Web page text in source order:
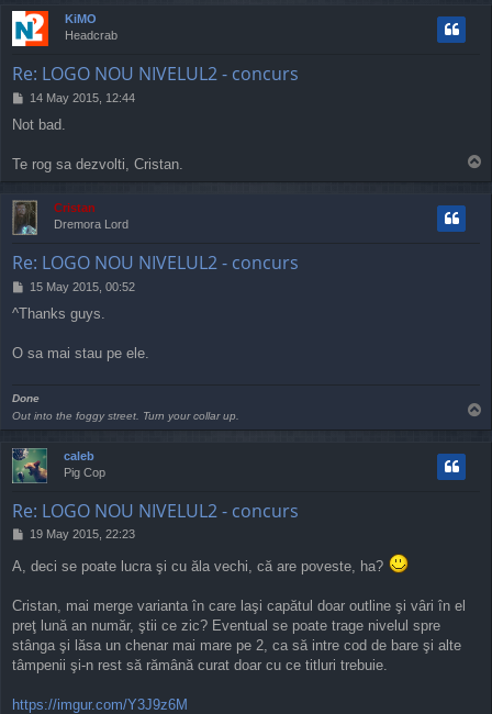
KiMO
Headcrab
Re: LOGO NOU NIVELUL2 - concurs
P
s
14 May 2015, 12:44
Not bad.
Te rog sa dezvolti, Cristan.
Cristan
Dremora Lord
Re: LOGO NOU NIVELUL2 - concurs
P
s
15 May 2015, 00:52
^Thanks guys.
O sa mai stau pe ele.
Done
Out into the foggy street. Turn your collar up.
o
caleb
Pig Cop
Re: LOGO NOU NIVELUL2 - concurs
P
s
19 May 2015, 22:23
A, deci se poate lucra şi cu ăla vechi, că are poveste, ha?
Cristan, mai merge varianta în care laşi capătul doar outline şi vâri în el
preţ lună an număr, ştii ce zic? Eventual se poate trage nivelul spre
stânga şi lăsa un chenar mai mare pe 2, ca să intre cod de bare şi alte
tâmpenii şi-n rest să rămână curat doar cu ce titluri trebuie.
https://imgur.com/Y3J9z6M